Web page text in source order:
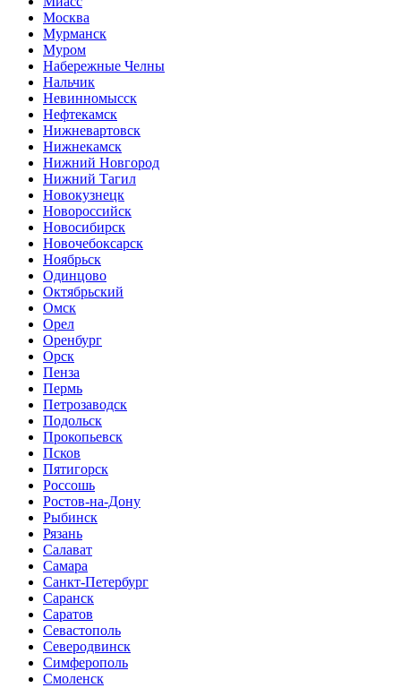
Москва
Мурманск
Муром
Набережные Челны
Нальчик
Невинномысск
Нефтекамск
Нижневартовск
Нижнекамск
Нижний Новгород
Нижний Тагил
Новокузнецк
Новороссийск
Новосибирск
Новочебоксарск
Ноябрьск
Одинцово
Октябрьский
Омск
Орел
Оренбург
Орск
Пенза
Пермь
Петрозаводск
Подольск
Прокопьевск
Псков
Пятигорск
Россошь
Ростов-на-Дону
Рыбинск
Рязань
Салават
Самара
Санкт-Петербург
Саранск
Саратов
Севастополь
Северодвинск
Симферополь
Смоленск